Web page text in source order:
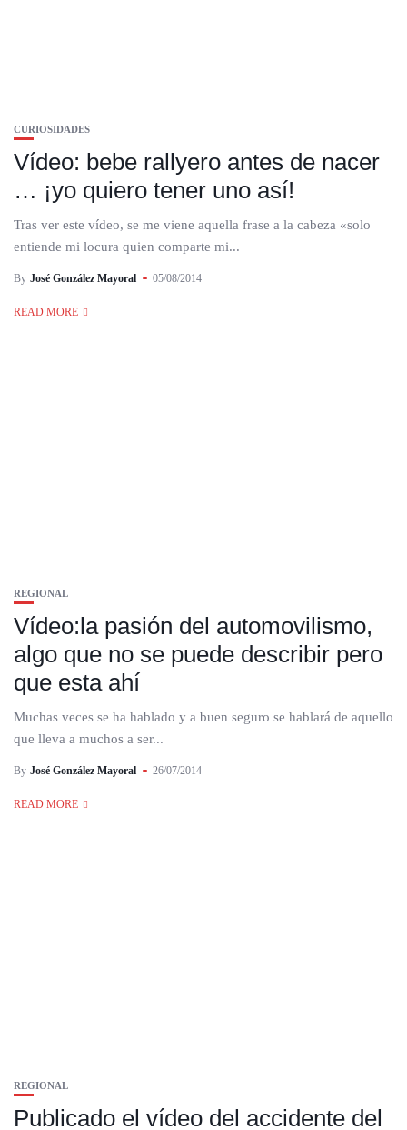
CURIOSIDADES
Vídeo: bebe rallyero antes de nacer
… ¡yo quiero tener uno así!
Tras ver este vídeo, se me viene aquella frase a la cabeza «solo
entiende mi locura quien comparte mi...
By José González Mayoral 05/08/2014
READ MORE
REGIONAL
Vídeo:la pasión del automovilismo,
algo que no se puede describir pero
que esta ahí
Muchas veces se ha hablado y a buen seguro se hablará de aquello
que lleva a muchos a ser...
By José González Mayoral 26/07/2014
READ MORE
REGIONAL
Publicado el vídeo del accidente del